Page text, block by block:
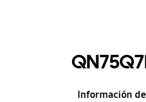
Información